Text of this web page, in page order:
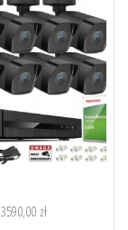
3590,00 zł